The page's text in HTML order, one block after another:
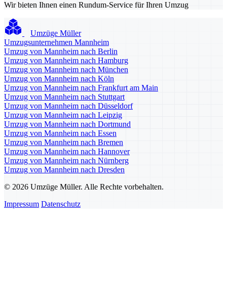
Wir bieten Ihnen einen Rundum-Service für Ihren Umzug
Umzüge Müller
Umzugsunternehmen Mannheim
Umzug von Mannheim nach Berlin
Umzug von Mannheim nach Hamburg
Umzug von Mannheim nach München
Umzug von Mannheim nach Köln
Umzug von Mannheim nach Frankfurt am Main
Umzug von Mannheim nach Stuttgart
Umzug von Mannheim nach Düsseldorf
Umzug von Mannheim nach Leipzig
Umzug von Mannheim nach Dortmund
Umzug von Mannheim nach Essen
Umzug von Mannheim nach Bremen
Umzug von Mannheim nach Hannover
Umzug von Mannheim nach Nürnberg
Umzug von Mannheim nach Dresden
© 2026 Umzüge Müller. Alle Rechte vorbehalten.
Impressum Datenschutz